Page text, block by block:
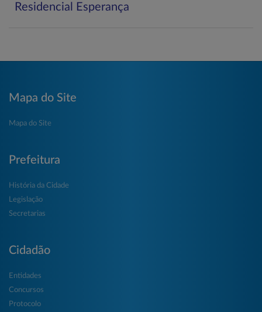
Residencial Esperança
Mapa do Site
Mapa do Site
Prefeitura
História da Cidade
Legislação
Secretarias
Cidadão
Entidades
Concursos
Protocolo